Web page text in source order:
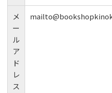
メ
ー
ル
ア
ド
レ
ス